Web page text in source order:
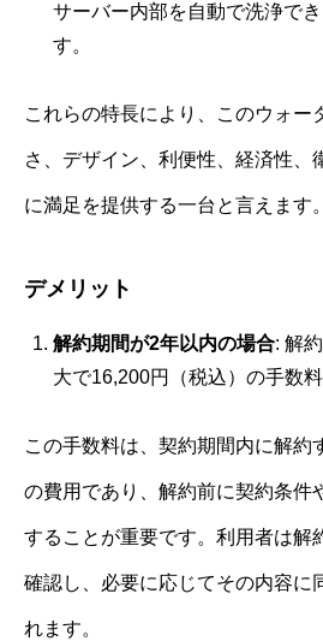
サーバー内部を自動で洗浄で
す。
これらの特長により、このウォー
さ、デザイン、利便性、経済性、
に満足を提供する一台と言えます。
デメリット
解約期間が2年以内の場合: 解
大で16,200円（税込）の手数料
この手数料は、契約期間内に解約
の費用であり、解約前に契約条件
することが重要です。利用者は解
確認し、必要に応じてその内容に
れます。